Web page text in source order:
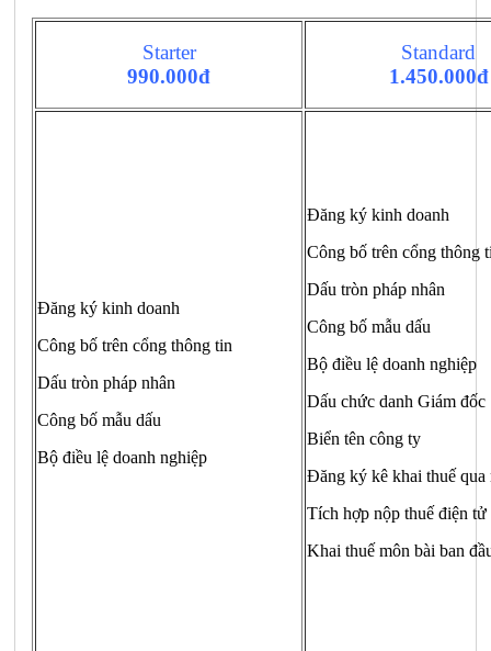
Starter
990.000đ
Standard
1.450.000đ
Đăng ký kinh doanh
Công bố trên cổng thông tin
Dấu tròn pháp nhân
Công bố mẫu dấu
Bộ điều lệ doanh nghiệp
Đăng ký kinh doanh
Công bố trên cổng thông
Dấu tròn pháp nhân
Công bố mẫu dấu
Bộ điều lệ doanh nghiệp
Dấu chức danh Giám đốc
Biển tên công ty
Đăng ký kê khai thuế qua
Tích hợp nộp thuế điện tử
Khai thuế môn bài ban